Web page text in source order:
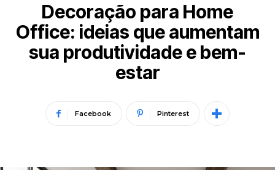
Decoração para Home
Office: ideias que aumentam
sua produtividade e bem-
estar
Facebook Pinterest